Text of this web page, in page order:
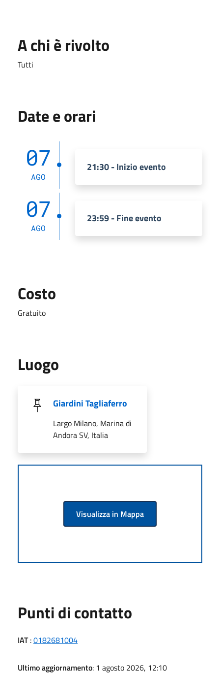
A chi è rivolto
Tutti
Date e orari
07
AGO
21:30 - Inizio evento
07
AGO
23:59 - Fine evento
Costo
Gratuito
Luogo
Giardini Tagliaferro
Largo Milano, Marina di
Andora SV, Italia
Visualizza in Mappa
Punti di contatto
IAT:0182681004
Ultimo aggiornamento: 1 agosto 2026, 12:10